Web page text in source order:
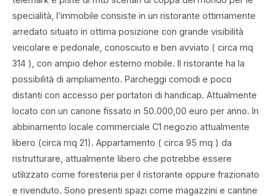
specialità, l’immobile consiste in un ristorante ottimamente
arredato situato in ottima posizione con grande visibilità
veicolare e pedonale, conosciuto e ben avviato ( circa mq
314 ), con ampio dehor esterno mobile. Il ristorante ha la
possibilità di ampliamento. Parcheggi comodi e poco
distanti con accesso per portatori di handicap. Attualmente
locato con un canone fissato in 50.000,00 euro per anno. In
abbinamento locale commerciale C1 negozio attualmente
libero (circa mq 21). Appartamento ( circa 95 mq ) da
ristrutturare, attualmente libero che potrebbe essere
utilizzato come foresteria per il ristorante oppure frazionato
e rivenduto. Sono presenti spazi come magazzini e cantine